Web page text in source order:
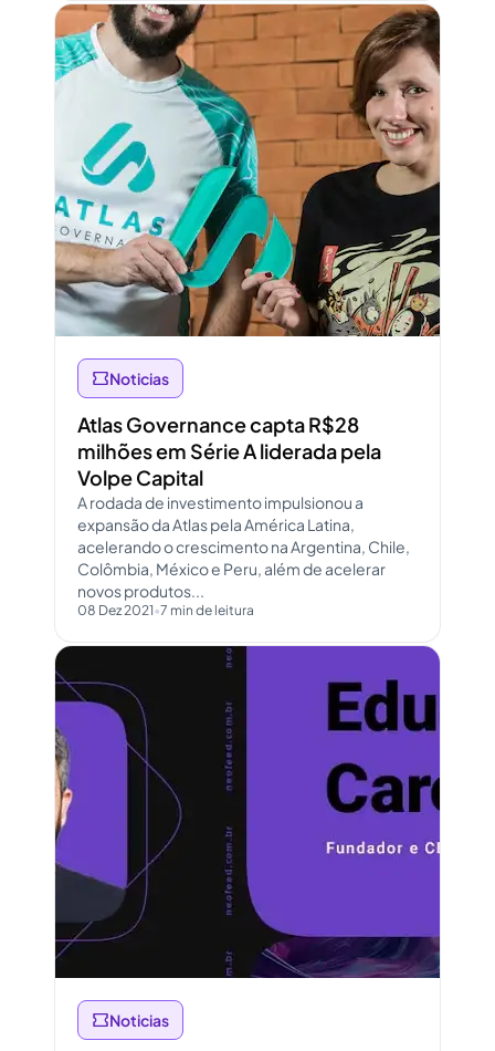
Abrir conteúdo
Noticias
Atlas Governance capta R$28
milhões em Série A liderada pela
Volpe Capital
A rodada de investimento impulsionou a
expansão da Atlas pela América Latina,
acelerando o crescimento na Argentina, Chile,
Colômbia, México e Peru, além de acelerar
novos produtos...
08 Dez 2021•7 min de leitura
Abrir conteúdo
Noticias